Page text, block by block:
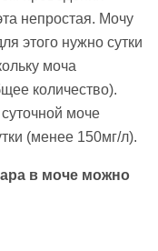
непростая. Мочу
этого нужно сутки
моча
количество).
моче
(менее 150мг/л).
в моче можно